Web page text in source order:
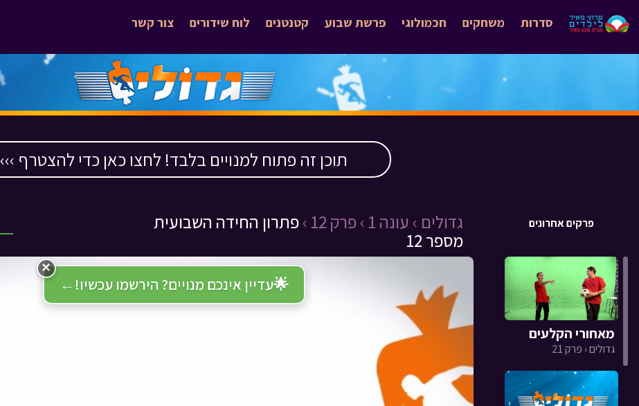
צור קשר לוח שידורים קטנטנים פרשת שבוע חכמולוגי משחקים סדרות
תוכן זה פתוח למנויים בלבד! לחצו כאן כדי להצטרף ›››
גדולים › עונה 1 › פרק 12 ›
פתרון החידה השבועית
מספר 12
פרקים אחרונים
🌟עדיין אינכם מנויים? הירשמו עכשיו! ←
×
מאחורי הקלעים
גדולים › פרק 21